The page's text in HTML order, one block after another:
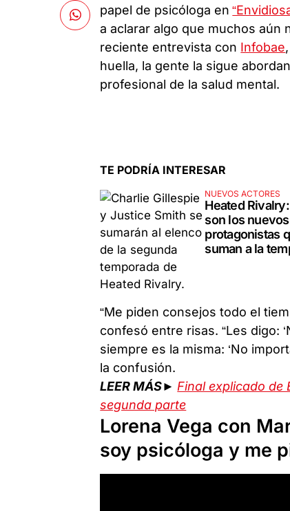
papel de psicóloga en
a aclarar algo que muchos aún
reciente entrevista con Infobae
huella, la gente la sigue
profesional de la salud mental.
TE PODRÍA INTERESAR
NUEVOS ACTORES
Heated
son los nuevos
protagonistas
suman a la
“Me piden consejos todo el
confesó entre risas. “Les digo:
siempre es la misma: ‘No
la confusión.
LEER MÁS► Final explicado de
segunda parte
Lorena Vega con
soy psicóloga y me